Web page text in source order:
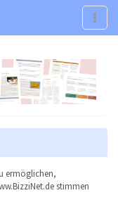
ermöglichen,
stimmen